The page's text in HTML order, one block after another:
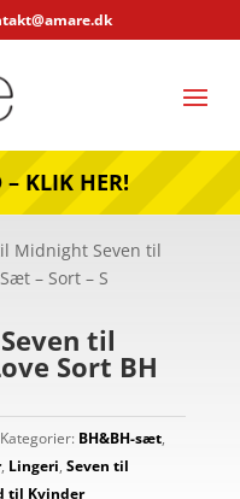
– KLIK HER!
Midnight Seven til
– Sort – S
til
Sort BH
Kategorier: BH&BH-sæt,
, Lingeri, Seven til
til Kvinder